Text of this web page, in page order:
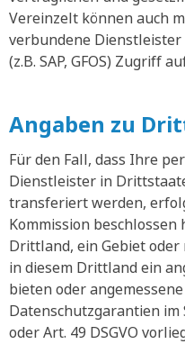
Vereinzelt können auch
verbundene Dienstleister
(z.B. SAP, GFOS) Zugriff
Angaben zu
Für den Fall, dass Ihre
Dienstleister in
transferiert werden,
Kommission
Drittland, ein Gebiet
in diesem Drittland ein
bieten oder
Datenschutzgarantien im
oder Art. 49 DSGVO